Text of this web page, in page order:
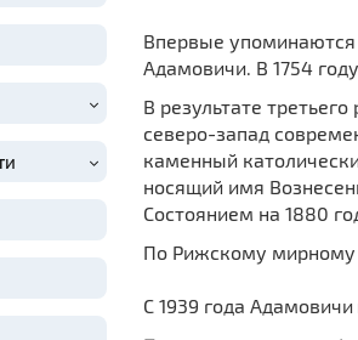
Впервые
Адамовичи. В 1754
В результате
северо-запад
каменный
носящий имя
Состоянием на 1880
По Рижскому мирному
С 1939 года Адамовичи